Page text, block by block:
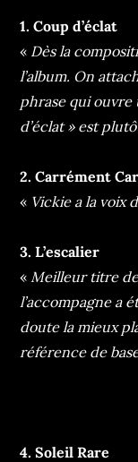
1. Coup d’éclat
« Dès la
l’album. On
phrase qui ouvre
d’éclat » est
2. Carrément
« Vickie a la voix
3. L’escalier
«Meilleur titre
l’accompagne a
doute la mieux
référence de
4. Soleil Rare